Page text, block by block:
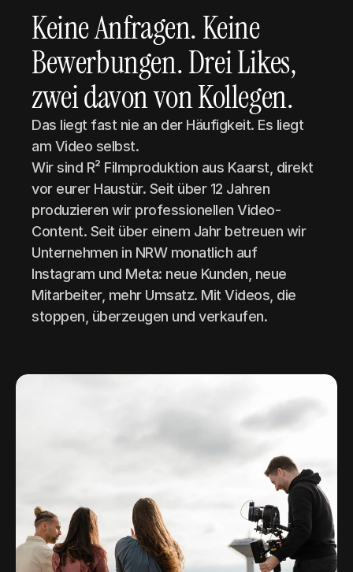
Keine Anfragen. Keine
Bewerbungen. Drei Likes,
zwei davon von Kollegen.
Das liegt fast nie an der Häufigkeit. Es liegt
am Video selbst.
Wir sind R² Filmproduktion aus Kaarst, direkt
vor eurer Haustür. Seit über 12 Jahren
produzieren wir professionellen Video-
Content. Seit über einem Jahr betreuen wir
Unternehmen in NRW monatlich auf
Instagram und Meta: neue Kunden, neue
Mitarbeiter, mehr Umsatz. Mit Videos, die
stoppen, überzeugen und verkaufen.